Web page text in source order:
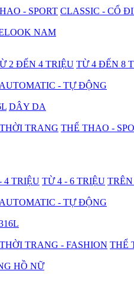
- SPORT CLASSIC - CỔ
NAM
2 ĐẾN 4 TRIỆU TỪ 4 ĐẾN 8
AUTOMATIC - TỰ ĐỘNG
DÂY DA
THỜI TRANG THỂ THAO -
4 TRIỆU TỪ 4 - 6 TRIỆU
AUTOMATIC - TỰ ĐỘNG
THỜI TRANG - FASHION THỂ
HỒ NỮ